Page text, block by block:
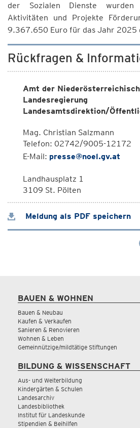
der Sozialen Dienste
Aktivitäten und Projekte
9.367.650 Euro für das Jahr 2025
Rückfragen &
Amt der
Landesregierung
Landesamtsdirektion/
Mag. Christian Salzmann
Telefon: 02742/9005-12172
E-Mail: presse@noel.gv.at
Landhausplatz 1
3109 St. Pölten
Meldung als PDF speichern
BAUEN & WOHNEN
Bauen & Neubau
Kaufen & Verkaufen
Sanieren & Renovieren
Wohnen & Leben
Gemeinnützige/mildtätige Stiftungen
BILDUNG & WISSENSCHAFT
Aus- und Weiterbildung
Kindergärten & Schulen
Landesarchiv
Landesbibliothek
Institut für Landeskunde
Stipendien & Beihilfen